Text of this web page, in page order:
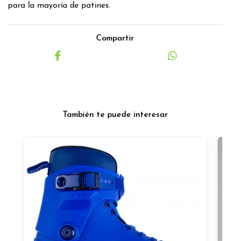
para la mayoría de patines.
Compartir
También te puede interesar